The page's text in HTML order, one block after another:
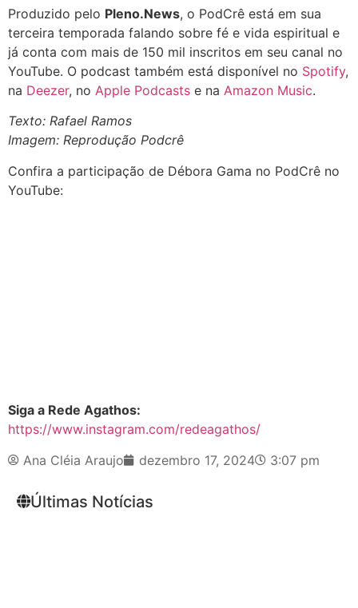
Produzido pelo Pleno.News, o PodCrê está em sua
terceira temporada falando sobre fé e vida espiritual e
já conta com mais de 150 mil inscritos em seu canal no
YouTube. O podcast também está disponível no Spotify,
na Deezer, no Apple Podcasts e na Amazon Music.
Texto: Rafael Ramos
Imagem: Reprodução Podcrê
Confira a participação de Débora Gama no PodCrê no
YouTube:
Siga a Rede Agathos:
https://www.instagram.com/redeagathos/
Ana Cléia Araujo
dezembro 17, 2024 3:07 pm
Últimas Notícias